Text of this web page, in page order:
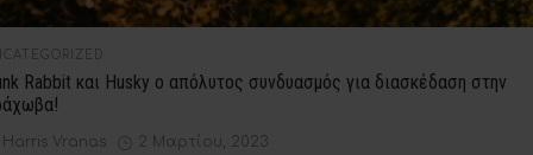
Rabbit και Husky ο απόλυτος συνδυασμός για διασκέδαση στην
by
Harris Vranas
Posted
2 Μαρτίου, 2023